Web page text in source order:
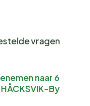
vragen
naar 6
By